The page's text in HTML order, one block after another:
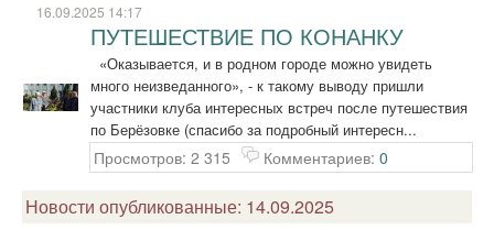
16.09.2025 14:17
ПУТЕШЕСТВИЕ ПО КОНАНКУ
«Оказывается, и в родном городе можно увидеть
много неизведанного», - к такому выводу пришли
участники клуба интересных встреч после путешествия
по Берёзовке (спасибо за подробный интересн...
Просмотров: 2 315 Комментариев: 0
Новости опубликованные: 14.09.2025